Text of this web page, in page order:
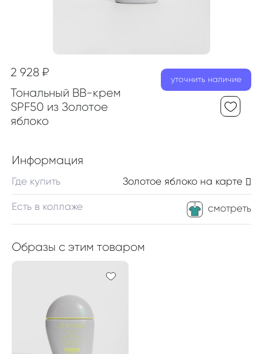
2 928 ₽
Тональный ВВ-крем
SPF50 из Золотое
яблоко
уточнить наличие
Информация
Золотое яблоко на карте
Где купить
смотреть
Есть в коллаже
Образы с этим товаром